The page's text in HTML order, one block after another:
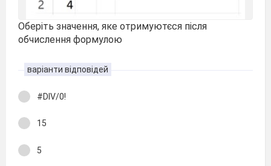
Оберіть значення, яке отримуютєся після
обчислення формулою
варіанти відповідей
#DIV/0!
15
5